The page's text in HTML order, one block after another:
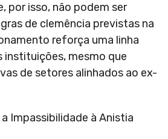
por isso, não podem ser
de clemência previstas na
reforça uma linha
instituições, mesmo que
de setores alinhados ao ex-
a Impassibilidade à Anistia